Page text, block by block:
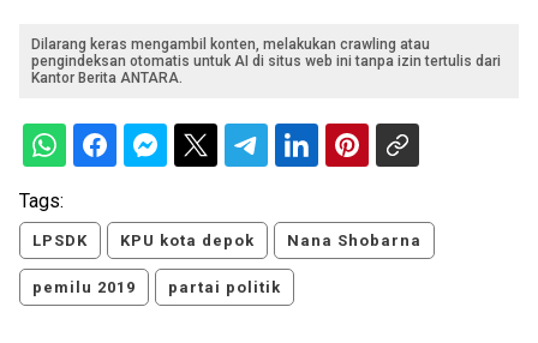
Dilarang keras mengambil konten, melakukan crawling atau
pengindeksan otomatis untuk AI di situs web ini tanpa izin tertulis dari
Kantor Berita ANTARA.
Tags:
LPSDK KPU kota depok Nana Shobarna
pemilu 2019 partai politik